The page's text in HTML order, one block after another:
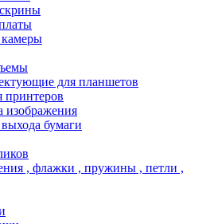
для планшетов
принтеров
изображения
бумаги
, флажки , пружины , петли ,